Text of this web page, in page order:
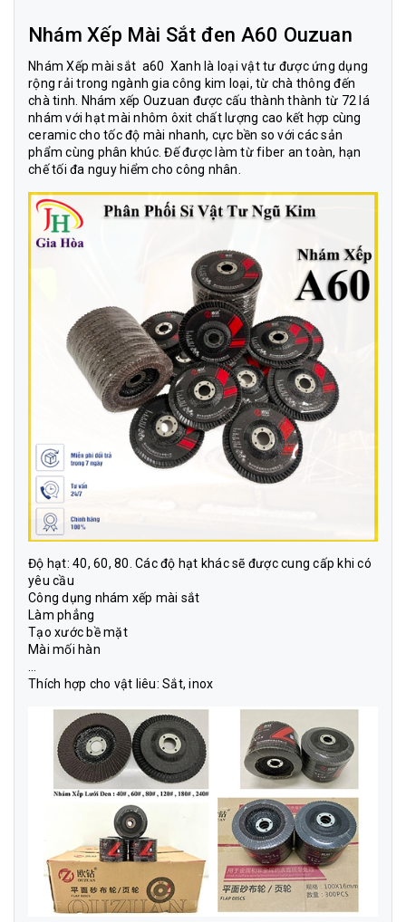
Nhám Xếp Mài Sắt đen A60 Ouzuan
Nhám Xếp mài sắt a60 Xanh là loại vật tư được ứng dụng
rộng rải trong ngành gia công kim loại, từ chà thông đến
chà tinh. Nhám xếp Ouzuan được cấu thành thành từ 72 lá
nhám với hạt mài nhôm ôxit chất lượng cao kết hợp cùng
ceramic cho tốc độ mài nhanh, cực bền so với các sản
phẩm cùng phân khúc. Đế được làm từ fiber an toàn, hạn
chế tối đa nguy hiểm cho công nhân.
Độ hạt: 40, 60, 80. Các độ hạt khác sẽ được cung cấp khi có
yêu cầu
Công dụng nhám xếp mài sắt
Làm phẳng
Tạo xước bề mặt
Mài mối hàn
Thích hợp cho vật liêu: Sắt, inox